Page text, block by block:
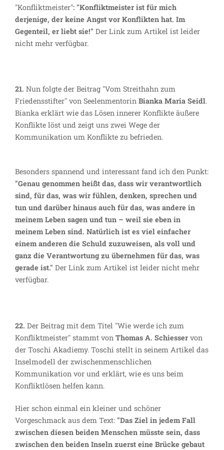
"Konfliktmeister": "Konfliktmeister ist für mich
derjenige, der keine Angst vor Konflikten hat. Im
Gegenteil, er liebt sie!" Der Link zum Artikel ist leider
nicht mehr verfügbar.
21. Nun folgte der Beitrag "Vom Streithahn zum
Friedensstifter" von Seelenmentorin Bianka Maria Seidl.
Bianka erklärt wie das Lösen innerer Konflikte äußere
Konflikte löst und zeigt uns zwei Wege der
Kommunikation um Konflikte zu befrieden.
Besonders spannend und interessant fand ich den Punkt:
"Genau genommen heißt das, dass wir verantwortlich
sind, für das, was wir fühlen, denken, sprechen und
tun und darüber hinaus auch für das, was andere in
meinem Leben sagen und tun – weil sie eben in
meinem Leben sind. Natürlich ist es viel einfacher
einem anderen die Schuld zuzuweisen, als voll und
ganz die Verantwortung zu übernehmen für das, was
gerade ist." Der Link zum Artikel ist leider nicht mehr
verfügbar.
22. Der Beitrag mit dem Titel "Wie werde ich zum
Konfliktmeister" stammt von Thomas A. Schiesser von
der Toschi Akadiemy. Toschi stellt in seinem Artikel das
Inselmodell der zwischenmenschlichen
Kommunikation vor und erklärt, wie es uns beim
Konfliktlösen helfen kann.
Hier schon einmal ein kleiner und schöner
Vorgeschmack aus dem Text: "Das Ziel in jedem Fall
zwischen diesen beiden Menschen müsste sein, dass
zwischen den beiden Inseln zuerst eine Brücke gebaut